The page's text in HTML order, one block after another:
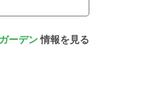
ーデン情報を見る